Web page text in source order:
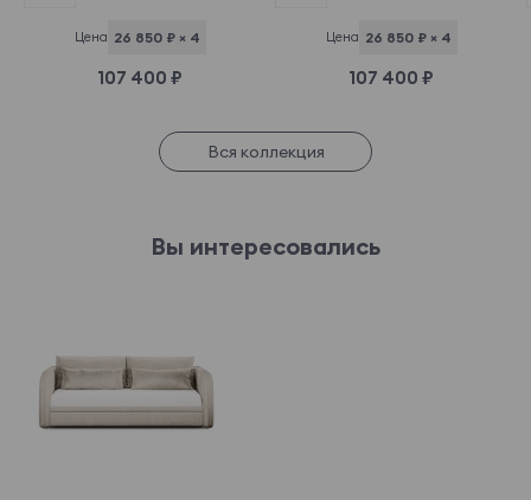
Цена 26 850 ₽ × 4
107 400 ₽
Цена 26 850 ₽ × 4
107 400 ₽
Вся коллекция
Вы интересовались